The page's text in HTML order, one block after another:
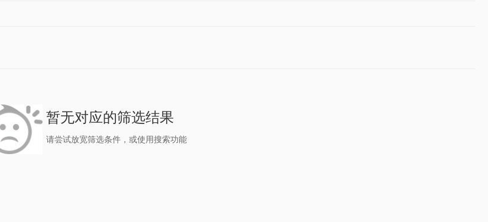
暂无对应的筛选结果
请尝试放宽筛选条件，或使用搜索功能